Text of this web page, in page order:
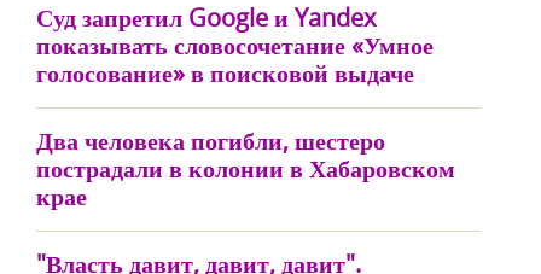
Суд запретил Google и Yandex
показывать словосочетание «Умное
голосование» в поисковой выдаче
Два человека погибли, шестеро
пострадали в колонии в Хабаровском
крае
"Власть давит, давит, давит".